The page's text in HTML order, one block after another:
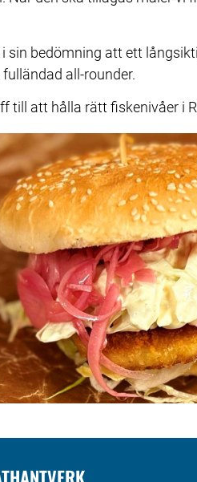
sin bedömning att ett
all-rounder.
till att hålla rätt fiskenivåer i